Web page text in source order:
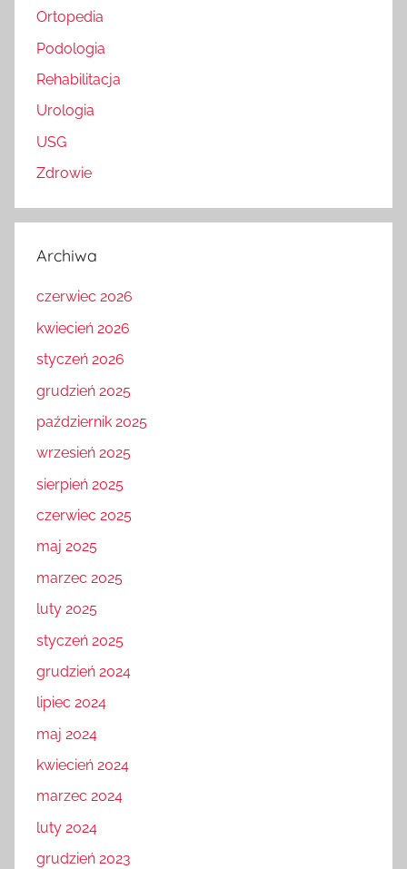
Ortopedia
Podologia
Rehabilitacja
Urologia
USG
Zdrowie
Archiwa
czerwiec 2026
kwiecień 2026
styczeń 2026
grudzień 2025
październik 2025
wrzesień 2025
sierpień 2025
czerwiec 2025
maj 2025
marzec 2025
luty 2025
styczeń 2025
grudzień 2024
lipiec 2024
maj 2024
kwiecień 2024
marzec 2024
luty 2024
grudzień 2023